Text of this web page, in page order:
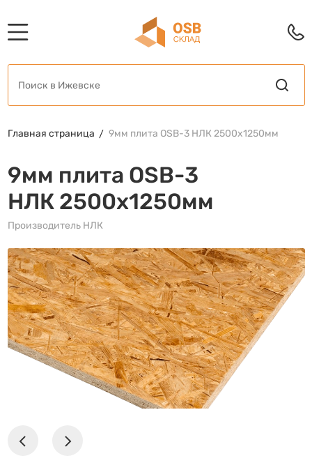
Главная страница 9мм плита OSB-3 НЛК 2500х1250мм
9мм плита OSB-3
НЛК 2500х1250мм
Производитель НЛК